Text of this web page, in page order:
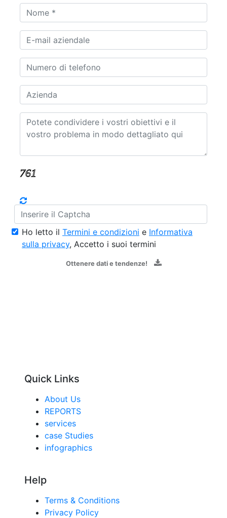
Ho letto il Termini e condizioni e Informativa
sulla privacy, Accetto i suoi termini
Ottenere dati e tendenze!
Quick Links
About Us
REPORTS
services
case Studies
infographics
Help
Terms & Conditions
Privacy Policy